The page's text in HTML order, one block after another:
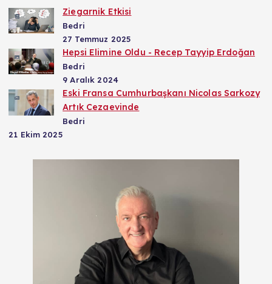
Ziegarnik Etkisi
Bedri
27 Temmuz 2025
Hepsi Elimine Oldu - Recep Tayyip Erdoğan
Bedri
9 Aralık 2024
Eski Fransa Cumhurbaşkanı Nicolas Sarkozy
Artık Cezaevinde
Bedri
21 Ekim 2025